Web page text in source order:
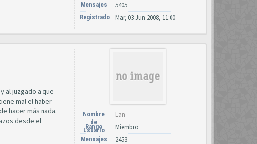
Mensajes 5405
Registrado Mar, 03 Jun 2008, 11:00
al juzgado a que
mal el haber
hacer más nada.
desde el
Nombre
de
Usuario
Lan
Rango Miembro
Mensajes 2453